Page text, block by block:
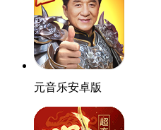
元音乐安卓版